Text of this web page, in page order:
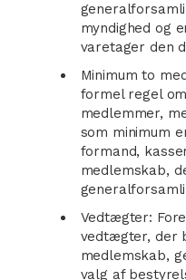
myndighed og
varetager den
Minimum to
formel regel
medlemmer,
som minimum
formand,
medlemskab,
Vedtægter:
vedtægter, der
medlemskab,
valg af